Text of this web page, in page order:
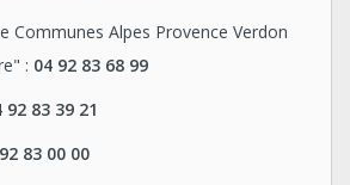
Communes Alpes Provence Verdon
: 04 92 83 68 99
92 83 39 21
83 00 00